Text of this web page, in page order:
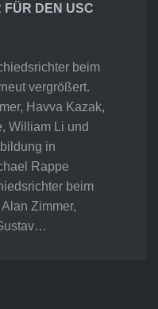
FÜR DEN USC
beim
vergrößert.
Havva Kazak,
William Li und
in
Rappe
beim
Zimmer,